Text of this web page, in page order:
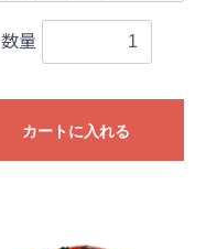
数量
カートに入れる